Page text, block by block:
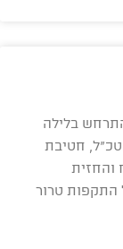
בלילה
מסיירת מטכ"ל, חטיבת
פת"ח והחזית
התקפות טרור